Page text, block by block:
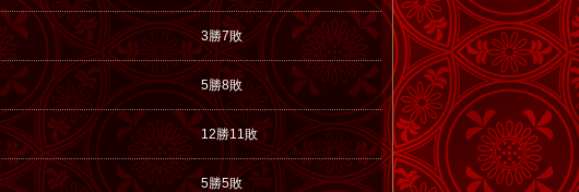
3勝7敗
5勝8敗
12勝11敗
5勝5敗